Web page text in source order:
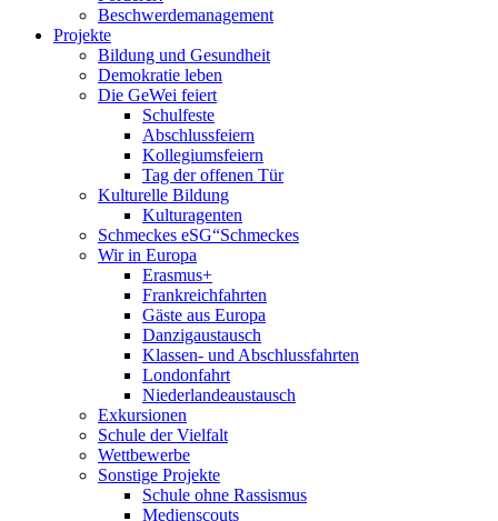
Beschwerdemanagement
Projekte
Bildung und Gesundheit
Demokratie leben
Die GeWei feiert
Schulfeste
Abschlussfeiern
Kollegiumsfeiern
Tag der offenen Tür
Kulturelle Bildung
Kulturagenten
Schmeckes eSG“Schmeckes
Wir in Europa
Erasmus+
Frankreichfahrten
Gäste aus Europa
Danzigaustausch
Klassen- und Abschlussfahrten
Londonfahrt
Niederlandeaustausch
Exkursionen
Schule der Vielfalt
Wettbewerbe
Sonstige Projekte
Schule ohne Rassismus
Medienscouts